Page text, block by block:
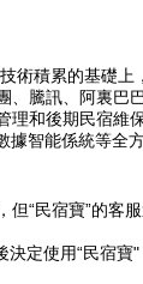
積累的基礎上
騰訊、阿裏
和後期民宿維
智能係統等
“民宿寶”的
定使用“民宿